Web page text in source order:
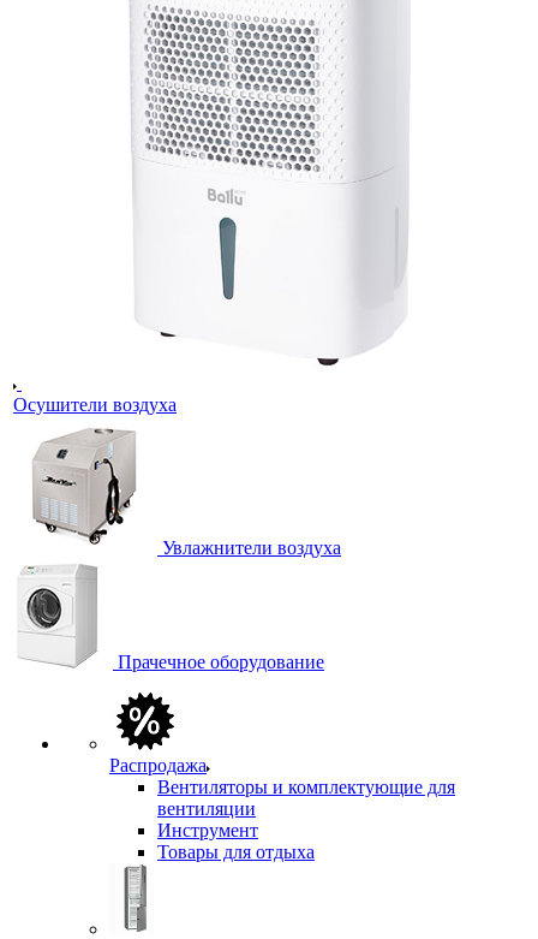
Осушители воздуха
Увлажнители воздуха
Прачечное оборудование
Распродажа
Вентиляторы и комплектующие для
вентиляции
Инструмент
Товары для отдыха